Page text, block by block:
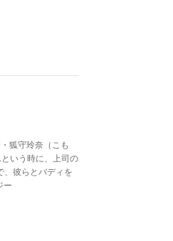
狐守玲奈（こも
いう時に、上司の
、彼らとバディを
ー